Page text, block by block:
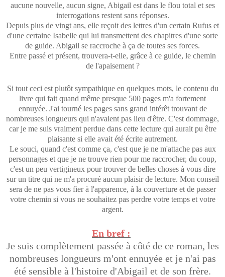
aucune nouvelle, aucun signe, Abigail est dans le flou total et ses
interrogations restent sans réponses.
Depuis plus de vingt ans, elle reçoit des lettres d'un certain Rufus et
d'une certaine Isabelle qui lui transmettent des chapitres d'une sorte
de guide. Abigail se raccroche à ça de toutes ses forces.
Entre passé et présent, trouvera-t-elle, grâce à ce guide, le chemin
de l'apaisement ?
Si tout ceci est plutôt sympathique en quelques mots, le contenu du
livre qui fait quand même presque 500 pages m'a fortement
ennuyée. J'ai tourné les pages sans grand intérêt trouvant de
nombreuses longueurs qui n'avaient pas lieu d'être. C'est dommage,
car je me suis vraiment perdue dans cette lecture qui aurait pu être
plaisante si elle avait été écrite autrement.
Le souci, quand c'est comme ça, c'est que je ne m'attache pas aux
personnages et que je ne trouve rien pour me raccrocher, du coup,
c'est un peu vertigineux pour trouver de belles choses à vous dire
sur un titre qui ne m'a procuré aucun plaisir de lecture. Mon conseil
sera de ne pas vous fier à l'apparence, à la couverture et de passer
votre chemin si vous ne souhaitez pas perdre votre temps et votre
argent.
En bref :
Je suis complètement passée à côté de ce roman, les
nombreuses longueurs m'ont ennuyée et je n'ai pas
été sensible à l'histoire d'Abigail et de son frère.